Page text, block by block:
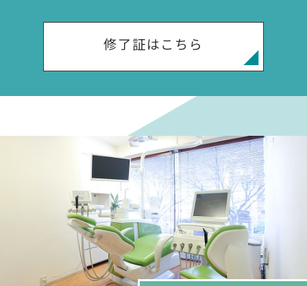
修了証はこちら